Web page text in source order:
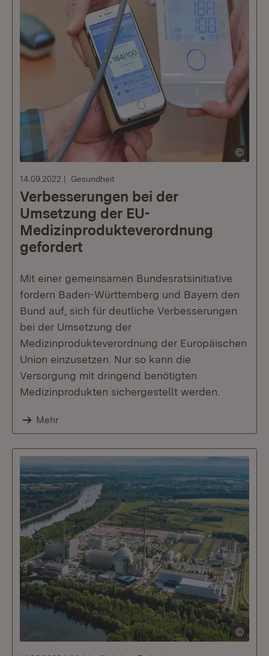
14.09.2022 Gesundheit
Verbesserungen bei der
Umsetzung der EU-
Medizinprodukteverordnung
gefordert
Mit einer gemeinsamen Bundesratsinitiative
fordern Baden-Württemberg und Bayern den
Bund auf, sich für deutliche Verbesserungen
bei der Umsetzung der
Medizinprodukteverordnung der Europäischen
Union einzusetzen. Nur so kann die
Versorgung mit dringend benötigten
Medizinprodukten sichergestellt werden.
Mehr